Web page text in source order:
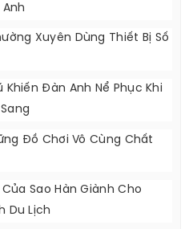
Anh
Xuyên Dùng Thiết Bị Số
Khiến Đàn Anh Nể Phục Khi
Đồ Chơi Vô Cùng Chất
Của Sao Hàn Giành Cho
Du Lịch